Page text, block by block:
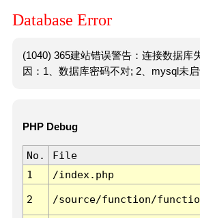
Database Error
(1040) 365建站错误警告：连接数据库
因：1、数据库密码不对; 2、mysql未启
PHP Debug
No. File
1
/index.php
2 /source/function/